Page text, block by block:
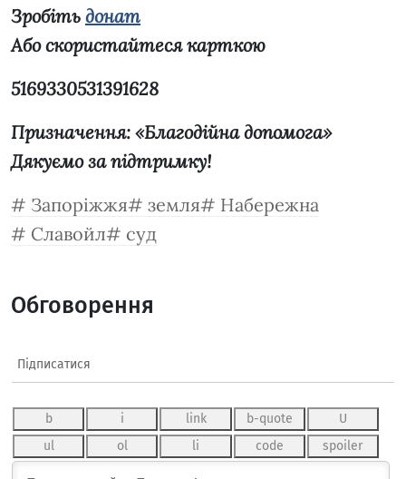
Зробіть донат
Або скористайтеся карткою
5169330531391628
Призначення: «Благодійна допомога»
Дякуємо за підтримку!
Запоріжжя
земля
Набережна
Славойл
суд
Обговорення
Підписатися